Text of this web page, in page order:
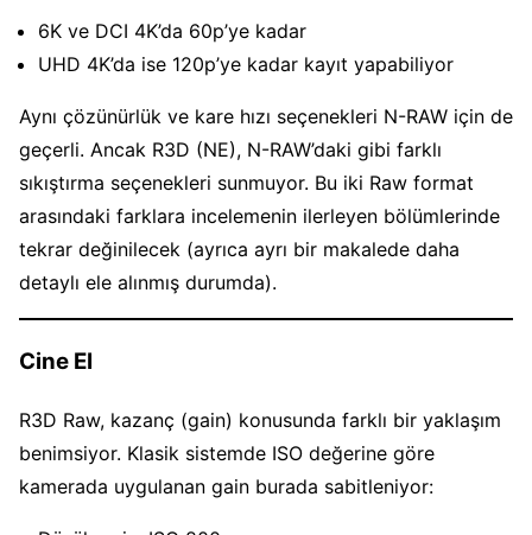
6K ve DCI 4K’da 60p’ye kadar
UHD 4K’da ise 120p’ye kadar kayıt yapabiliyor
Aynı çözünürlük ve kare hızı seçenekleri N-RAW için de
geçerli. Ancak R3D (NE), N-RAW’daki gibi farklı
sıkıştırma seçenekleri sunmuyor. Bu iki Raw format
arasındaki farklara incelemenin ilerleyen bölümlerinde
tekrar değinilecek (ayrıca ayrı bir makalede daha
detaylı ele alınmış durumda).
Cine EI
R3D Raw, kazanç (gain) konusunda farklı bir yaklaşım
benimsiyor. Klasik sistemde ISO değerine göre
kamerada uygulanan gain burada sabitleniyor: